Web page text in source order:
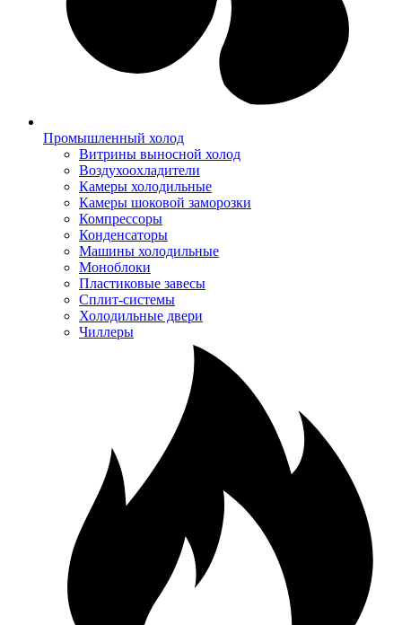
Промышленный холод
Витрины выносной холод
Воздухоохладители
Камеры холодильные
Камеры шоковой заморозки
Компрессоры
Конденсаторы
Машины холодильные
Моноблоки
Пластиковые завесы
Сплит-системы
Холодильные двери
Чиллеры